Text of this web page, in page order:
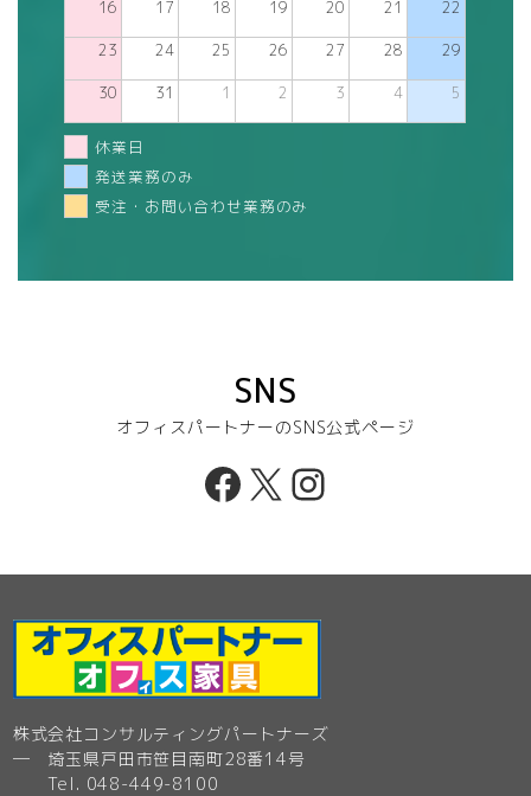
16 17 18 19 20 21 22
23 24 25 26 27 28 29
30 31 1 2 3 4 5
休業日
発送業務のみ
受注・お問い合わせ業務のみ
SNS
オフィスパートナーのSNS公式ページ
Facebook
X Instagram
株式会社コンサルティングパートナーズ
─ 埼玉県戸田市笹目南町28番14号
Tel. 048-449-8100